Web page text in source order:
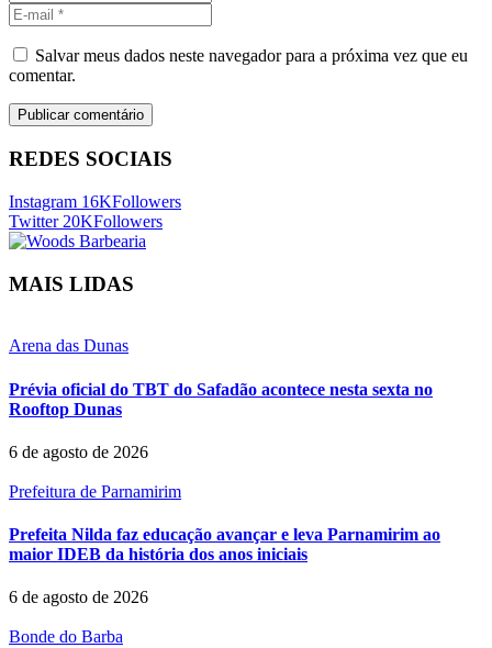
Salvar meus dados neste navegador para a próxima vez que eu
comentar.
REDES SOCIAIS
Instagram 16KFollowers
Twitter 20KFollowers
MAIS LIDAS
Arena das Dunas
Prévia oficial do TBT do Safadão acontece nesta sexta no
Rooftop Dunas
6 de agosto de 2026
Prefeitura de Parnamirim
Prefeita Nilda faz educação avançar e leva Parnamirim ao
maior IDEB da história dos anos iniciais
6 de agosto de 2026
Bonde do Barba